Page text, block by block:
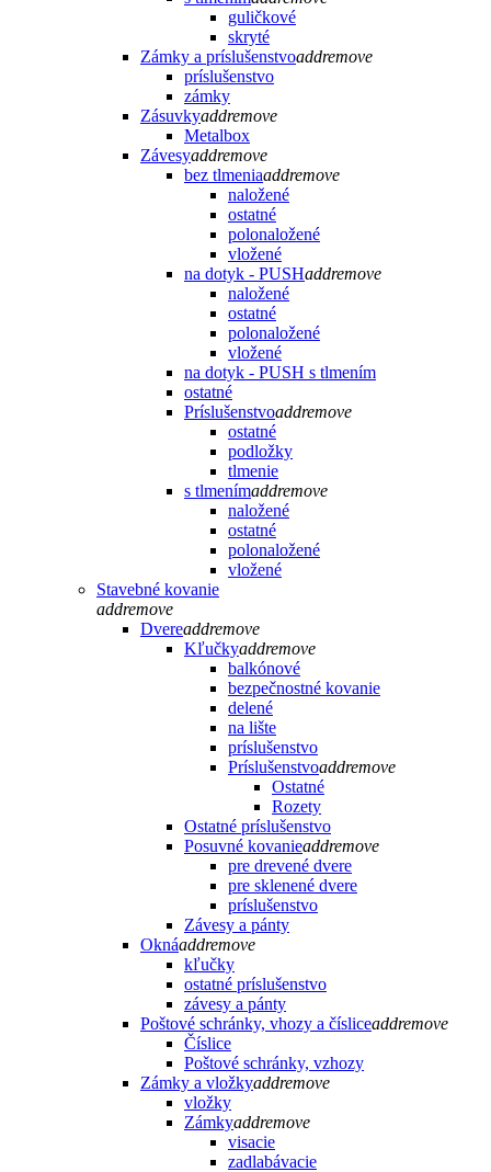
guličkové
skryté
Zámky a príslušenstvoaddremove
príslušenstvo
zámky
Zásuvkyaddremove
Metalbox
Závesyaddremove
bez tlmeniaaddremove
naložené
ostatné
polonaložené
vložené
na dotyk - PUSHaddremove
naložené
ostatné
polonaložené
vložené
na dotyk - PUSH s tlmením
ostatné
Príslušenstvoaddremove
ostatné
podložky
tlmenie
s tlmenímaddremove
naložené
ostatné
polonaložené
vložené
Stavebné kovanie
addremove
Dvereaddremove
Kľučkyaddremove
balkónové
bezpečnostné kovanie
delené
na lište
príslušenstvo
Príslušenstvoaddremove
Ostatné
Rozety
Ostatné príslušenstvo
Posuvné kovanieaddremove
pre drevené dvere
pre sklenené dvere
príslušenstvo
Závesy a pánty
Oknáaddremove
kľučky
ostatné príslušenstvo
závesy a pánty
Poštové schránky, vhozy a čísliceaddremove
Číslice
Poštové schránky, vzhozy
Zámky a vložkyaddremove
vložky
Zámkyaddremove
visacie
zadlabávacie